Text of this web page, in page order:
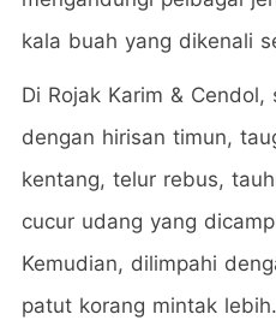
kala buah yang dikenali
Di Rojak Karim &
dengan hirisan timun,
kentang, telur rebus,
cucur udang yang
Kemudian, dilimpahi
patut korang mintak lebih.